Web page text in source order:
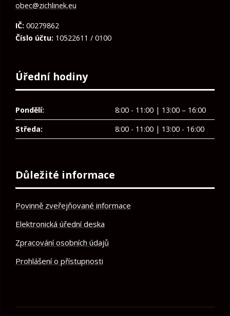
obec@zichlinek.eu
IČ: 00279862
Číslo účtu: 10522611 / 0100
Úřední hodiny
Pondělí:
8:00 - 11:00 | 13:00 – 16:00
Středa:
8:00 - 11:00 | 13:00 - 16:00
Důležité informace
Povinně zveřejňované informace
Elektronická úřední deska
Zpracování osobních údajů
Prohlášení o přístupnosti